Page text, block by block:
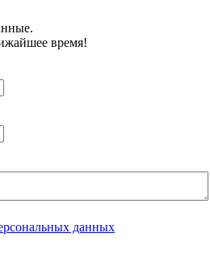
время!
данных